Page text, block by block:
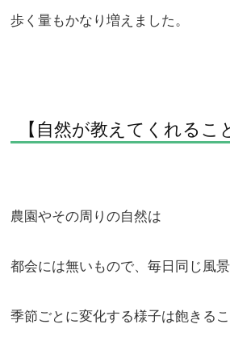
歩く量もかなり増えました。
【自然が教えてくれるこ
農園やその周りの自然は
都会には無いもので、毎日同じ風景
季節ごとに変化する様子は飽きる